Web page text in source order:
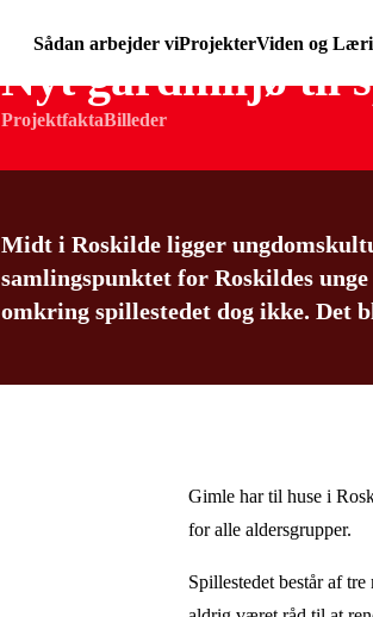
Sådan arbejder viProjekterViden og
Nyt gårdmiljø til
ProjektfaktaBilleder
Midt i Roskilde ligger
samlingspunktet for Roskildes
omkring spillestedet dog ikke. Det
Gimle har til huse i
for alle aldersgrupper.
Spillestedet består af